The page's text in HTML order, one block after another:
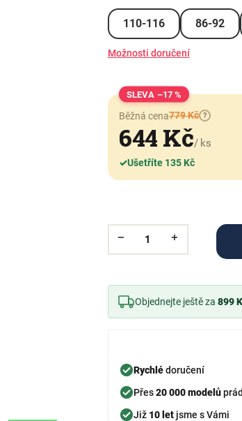
110-116 86-92
Možnosti doručení
–17 %
Běžná cena779 Kč ?
644 Kč/ ks
✓Ušetříte 135 Kč
Objednejte ještě za 899
Rychlédoručení
Přes20 000 modelů
Již 10 letjsme s Vámi